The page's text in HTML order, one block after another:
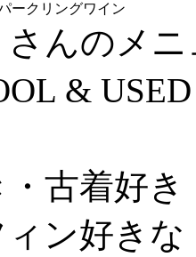
ークリングワイン
んのメ
&
古着好
ン好きな